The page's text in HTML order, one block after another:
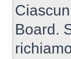
Board.